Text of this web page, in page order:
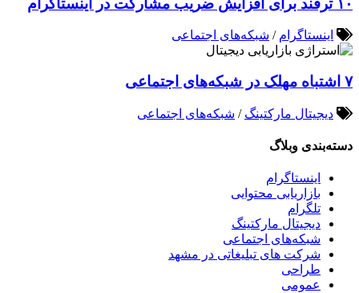
اینستاگرام / شبکه‌های اجتماعی
۷ اشتباه مهلک در شبکه‌های اجتماعی
دیجیتال مارکتینگ / شبکه‌های اجتماعی
دسته‌بندی وبلاگ
اینستاگرام
بازاریابی محتوایی
تلگرام
دیجیتال مارکتینگ
شبکه‌های اجتماعی
شرکت های تبلیغاتی در مشهد
طراحی
عمومی